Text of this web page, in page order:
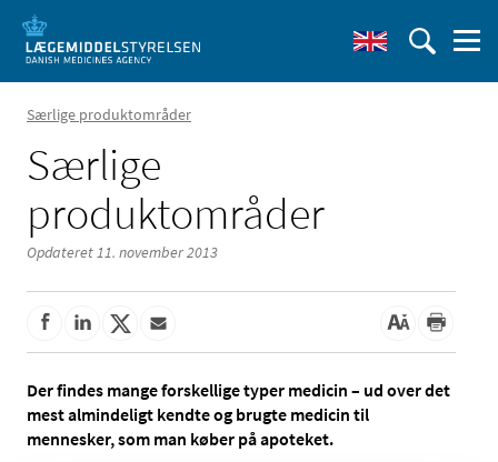
Særlige produktområder
Særlige
produktområder
Opdateret 11. november 2013
Der findes mange forskellige typer medicin – ud over det
mest almindeligt kendte og brugte medicin til
mennesker, som man køber på apoteket.